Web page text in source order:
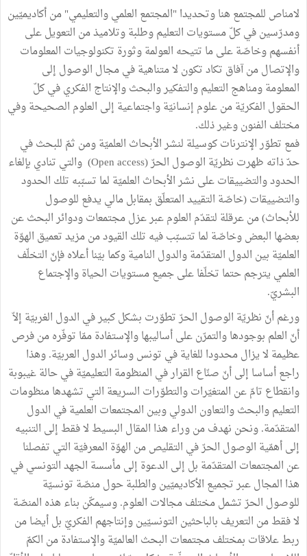
لامناص للمجتمع هنا وتحديدا "المجتمع العلمي والتعليمي" من أكاديميّين
ومدرّسين في كلّ مستويات التعليم وطلبة وتلاميذ من التعويل على
أنفسهم وخاصّة على ما تتيحه العولمة وثورة تكنولوجيات المعلومات
والإتصال من آفاق تكاد تكون لا متناهية في مجال الوصول إلى
المعلومة ومناهج التعليم والتفكير والبحث والإنتاج الفكري في كلّ
الحقول الفكريّة من علوم إنسانيّة واجتماعية إلى العلوم الصحيحة وفي
مختلف الفنون وغير ذلك.
فمع تطوّر الإنترنات كوسيلة لنشر الأبحاث العلميّة ومن ثمّ للبحث في
حدّ ذاته ظهرت نظريّة الوصول الحرّ (Open access) والتي تنادي بإلغاء
الحدود والتضييقات على نشر الأبحاث العلميّة لما تسبّبه تلك الحدود
والتضييقات (خاصّة التقييد المتعلّق بمقابل مالي يدفع للوصول
للأبحاث) من عرقلة لتقدّم العلوم عبر عزل مجتمعات ودوائر البحث عن
بعضها البعض وخاصّة لما تتسبّب فيه تلك القيود من مزيد تعميق الهوّة
العلميّة بين الدول المتقدّمة والدول النامية وكما بيّنا أعلاه فإنّ التخلّف
العلمي يترجم حتما تخلّفا على جميع مستويات الحياة والإجتماع
البشريّ.
ورغم أنّ نظريّة الوصول الحرّ تطوّرت بشكل كبير في الدول الغربيّة إلاّ
أنّ العلم بوجودها والتمرّن على أساليبها والإستفادة ممّا توفّره من فرص
عظيمة لا يزال محدودا للغاية في تونس وسائر الدول العربيّة. وهذا
راجع أساسا إلى أنّ صنّاع القرار في المنظومة التعليميّة في حالة غيبوبة
وانقطاع تامّ عن المتغيّرات والتطوّرات السريعة التي تشهدها منظومات
التعليم والبحث والتعاون الدولي وبين المجتمعات العلمية في الدول
المتقدّمة. ونحن نهدف من وراء هذا المقال البسيط لا فقط إلى التنبيه
إلى أهمّية الوصول الحرّ في التقليص من الهوّة المعرفيّة التي تفصلنا
عن المجتمعات المتقدّمة بل إلى الدعوة إلى مأسسة الجهد التونسي في
هذا المجال عبر تجميع الأكاديميّين والطلبة حول منصّة تونسيّة
للوصول الحرّ تشمل مختلف مجالات العلوم. وسيمكّن بناء هذه المنصّة
لا فقط من التعريف بالباحثين التونسيّين وإنتاجهم الفكريّ بل أيضا من
ربط علاقات بمختلف مجتمعات البحث العالميّة والإستفادة من الكمّ